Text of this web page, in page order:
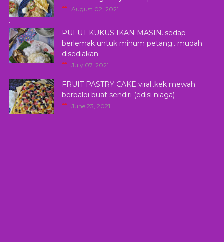
August 02, 2021
PULUT KUKUS IKAN MASIN..sedap
berlemak untuk minum petang.. mudah
disediakan
July 07, 2021
FRUIT PASTRY CAKE viral..kek mewah
berbaloi buat sendiri (edisi niaga)
June 23, 2021